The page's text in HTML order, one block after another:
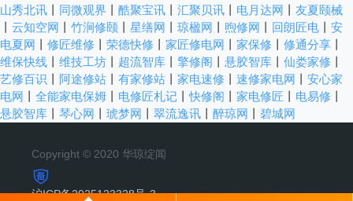
山秀北讯
同微观界 酷聚宝讯 汇聚贝讯 电月达网
友夏颐械
云知空网 竹涧修颐 星缮网 琼楹网 煦修网 回朗匠电
安
电夏网
修匠维修 荣德快修 家匠修电网 家保修 修通分享
维保快线
维技工坊 超流智库 擎修阁 悬胶智库 仙娄家修
艺修百识
阿途修站 有家修站 家电速修 速修家电网
安心家
电网
全能家电保姆 电修匠札记 丨快修阁 家电修匠 电易修
悬胶智库
琴心网 琥梦网 翠流逸讯 醉琼网 碧城网
Copyright © 2020 华琼绽闻
沪ICP备2025123328号-3